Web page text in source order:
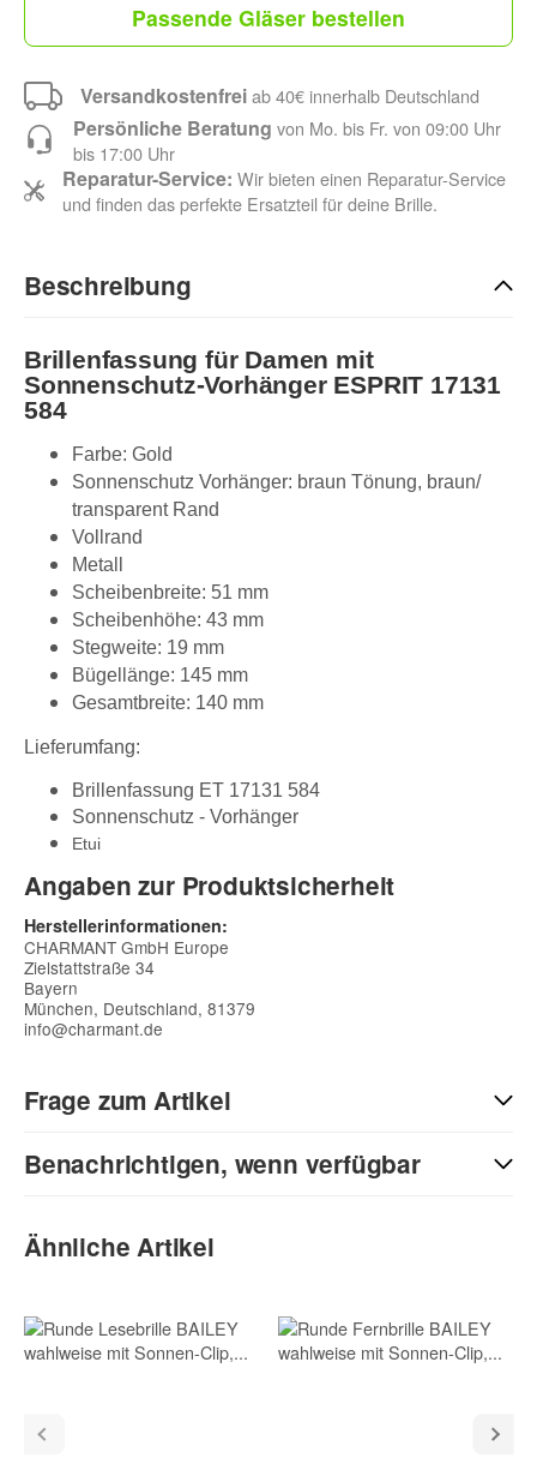
Passende Gläser bestellen
Versandkostenfreiab 40€ innerhalb Deutschland
Persönliche Beratung von Mo. bis Fr. von 09:00 Uhr
bis 17:00 Uhr
Reparatur-Service: Wir bieten einen Reparatur-Service
und finden das perfekte Ersatzteil für deine Brille.
Beschreibung
Brillenfassung für Damen mit
Sonnenschutz-Vorhänger ESPRIT 17131
584
Farbe: Gold
Sonnenschutz Vorhänger: braun Tönung, braun/
transparent Rand
Vollrand
Metall
Scheibenbreite: 51 mm
Scheibenhöhe: 43 mm
Stegweite: 19 mm
Bügellänge: 145 mm
Gesamtbreite: 140 mm
Lieferumfang:
Brillenfassung ET 17131 584
Sonnenschutz - Vorhänger
Etui
Angaben zur Produktsicherheit
Herstellerinformationen:
CHARMANT GmbH Europe
Zielstattstraße 34
Bayern
München, Deutschland, 81379
info@charmant.de
Frage zum Artikel
Kontaktdaten
Nachname
Benachrichtigen, wenn verfügbar
(* = Pflichtfelder)
Bitte beachten Sie unsere Datenschutzerklärung
Ähnliche Artikel